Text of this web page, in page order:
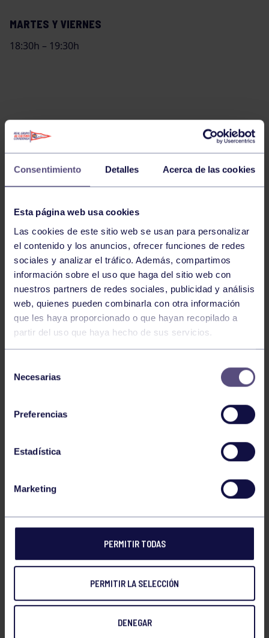
Consentimiento Detalles Acerca de las cookies
Esta página web usa cookies
Las cookies de este sitio web se usan para personalizar
el contenido y los anuncios, ofrecer funciones de redes
sociales y analizar el tráfico. Además, compartimos
información sobre el uso que haga del sitio web con
nuestros partners de redes sociales, publicidad y análisis
web, quienes pueden combinarla con otra información
que les haya proporcionado o que hayan recopilado a
partir del uso que haya hecho de sus servicios.
Necesarias
Preferencias
Estadística
Marketing
PERMITIR TODAS
PERMITIR LA SELECCIÓN
DENEGAR
MARTES Y VIERNES
18:30h – 19:30h